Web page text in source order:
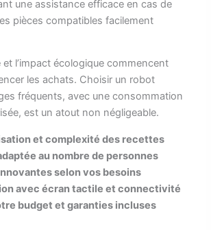
une assistance efficace en cas de
pièces compatibles facilement
et l’impact écologique commencent
les achats. Choisir un robot
fréquents, avec une consommation
est un atout non négligeable.
et complexité des recettes
au nombre de personnes
selon vos besoins
avec écran tactile et connectivité
budget et garanties incluses